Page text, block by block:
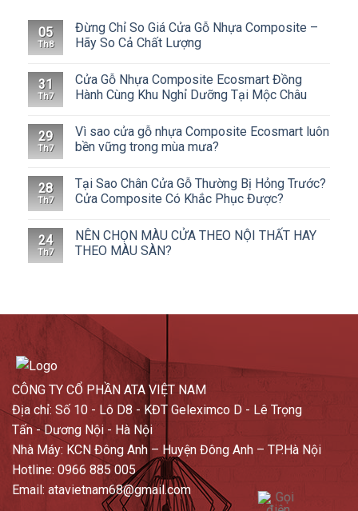
05
Th8
Đừng Chỉ So Giá Cửa Gỗ Nhựa Composite –
Hãy So Cả Chất Lượng
31
Th7
Cửa Gỗ Nhựa Composite Ecosmart Đồng
Hành Cùng Khu Nghỉ Dưỡng Tại Mộc Châu
29
Th7
Vì sao cửa gỗ nhựa Composite Ecosmart luôn
bền vững trong mùa mưa?
28
Th7
Tại Sao Chân Cửa Gỗ Thường Bị Hỏng Trước?
Cửa Composite Có Khắc Phục Được?
24
Th7
NÊN CHỌN MÀU CỬA THEO NỘI THẤT HAY
THEO MÀU SÀN?
CÔNG TY CỔ PHẦN ATA VIỆT NAM
Địa chỉ: Số 10 - Lô D8 - KĐT Geleximco D - Lê Trọng
Tấn - Dương Nội - Hà Nội
Nhà Máy: KCN Đông Anh – Huyện Đông Anh – TP.Hà Nội
Hotline: 0966 885 005
Email: atavietnam68@gmail.com